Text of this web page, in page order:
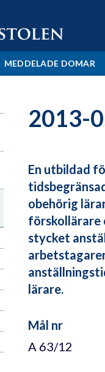
MEDDELADE DOMAR
2013-
En utbildad
obehörig
förskollärare
stycket
lärare.
Mål nr
A 63/12